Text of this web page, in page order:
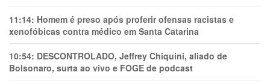
11:14: Homem é preso após proferir ofensas racistas e
xenofóbicas contra médico em Santa Catarina
10:54: DESCONTROLADO, Jeffrey Chiquini, aliado de
Bolsonaro, surta ao vivo e FOGE de podcast